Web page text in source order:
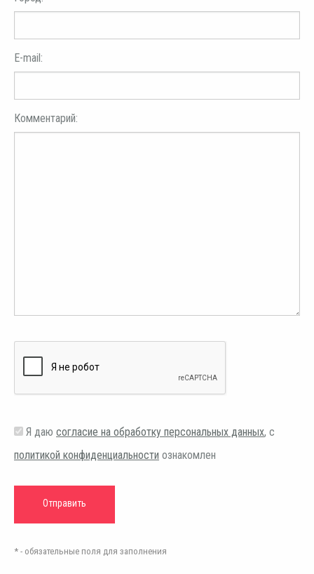
E-mail:
Комментарий:
Я даю согласие на обработку персональных данных, с
политикой конфиденциальности ознакомлен
* - обязательные поля для заполнения